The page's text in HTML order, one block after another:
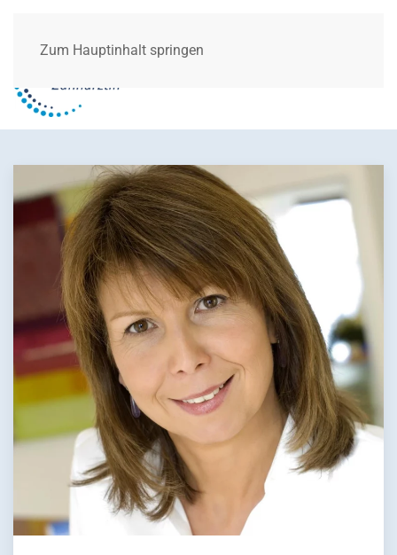
Zum Hauptinhalt springen